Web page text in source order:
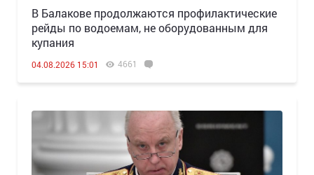
В Балакове продолжаются профилактические
рейды по водоемам, не оборудованным для
купания
04.08.2026 15:01 4661